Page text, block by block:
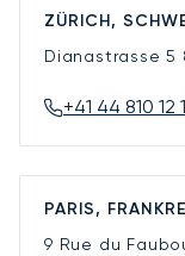
ZÜRICH,
Dianastrasse 5
+41 44 810 12
PARIS,
9 Rue du